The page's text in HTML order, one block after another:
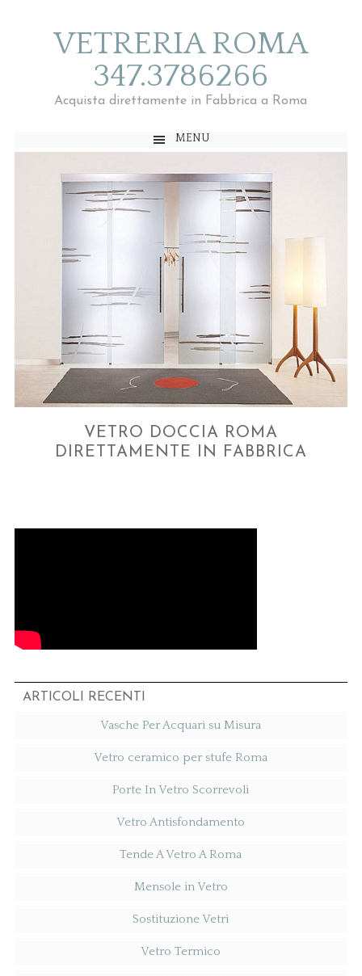
VETRERIA ROMA
347.3786266
Acquista direttamente in Fabbrica a Roma
MENU
VETRO DOCCIA ROMA
DIRETTAMENTE IN FABBRICA
ARTICOLI RECENTI
Vasche Per Acquari su Misura
Vetro ceramico per stufe Roma
Porte In Vetro Scorrevoli
Vetro Antisfondamento
Tende A Vetro A Roma
Mensole in Vetro
Sostituzione Vetri
Vetro Termico